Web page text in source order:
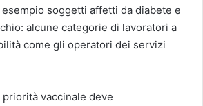
soggetti affetti da diabete e
alcune categorie di lavoratori a
come gli operatori dei servizi
vaccinale deve